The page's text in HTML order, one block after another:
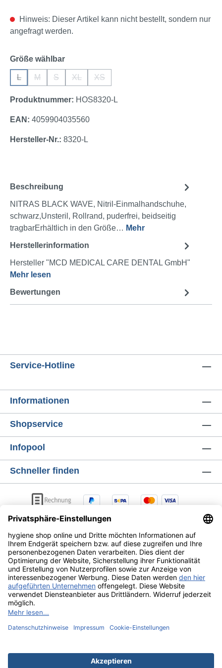
Hinweis: Dieser Artikel kann nicht bestellt, sondern nur
angefragt werden.
Größe wählbarauswählen
L M S XL XS
Produktnummer: HOS8320-L
EAN: 4059904035560
Hersteller-Nr.: 8320-L
Beschreibung
NITRAS BLACK WAVE, Nitril-Einmalhandschuhe,
schwarz,Unsteril, Rollrand, puderfrei, beidseitig
tragbarErhältlich in den Größe… Mehr
Herstellerinformation
Hersteller "MCD MEDICAL CARE DENTAL GmbH"
Mehr lesen
Bewertungen
Service-Hotline
Informationen
Shopservice
Infopool
Schneller finden
AGB Lieferung & Versandkosten
Zahlungsarten
Versandkostenund ggf. Nachnahmegebühren, wenn nicht